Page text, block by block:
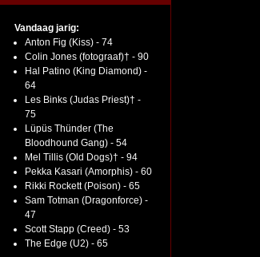
Vandaag jarig:
Anton Fig (Kiss) - 74
Colin Jones (fotograaf)† - 90
Hal Patino (King Diamond) -
64
Les Binks (Judas Priest)† -
75
Lüpüs Thünder (The
Bloodhound Gang) - 54
Mel Tillis (Old Dogs)† - 94
Pekka Kasari (Amorphis) - 60
Rikki Rockett (Poison) - 65
Sam Totman (Dragonforce) -
47
Scott Stapp (Creed) - 53
The Edge (U2) - 65